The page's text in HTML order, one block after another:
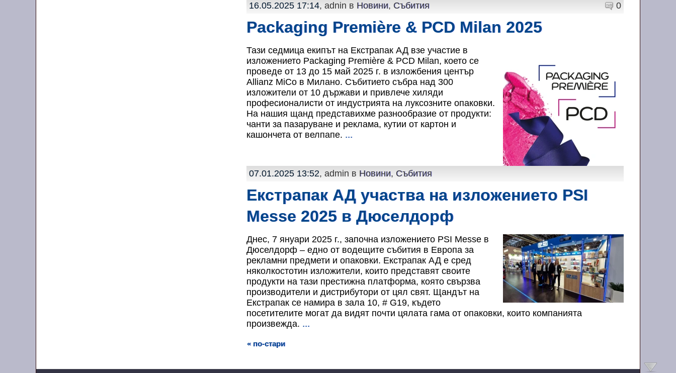
0
16.05.2025 17:14, adnin в Новини, Събития
Packaging Première & PCD Milan 2025
Тази седмица екипът на Екстрапак АД взе участие в
изложението Packaging Première & PCD Milan, което се
проведе от 13 до 15 май 2025 г. в изложбения център
Allianz MiCo в Милано. Събитието събра над 300
изложители от 10 държави и привлече хиляди
професионалисти от индустрията на луксозните опаковки.
На нашия щанд представихме разнообразие от продукти:
чанти за пазаруване и реклама, кутии от картон и
кашончета от велпапе. ...
07.01.2025 13:52, admin в Новини, Събития
Екстрапак АД участва на изложението PSI
Messe 2025 в Дюселдорф
Днес, 7 януари 2025 г., започна изложението PSI Messe в
Дюселдорф – едно от водещите събития в Европа за
рекламни предмети и опаковки. Екстрапак АД е сред
няколкостотин изложители, които представят своите
продукти на тази престижна платформа, която свързва
производители и дистрибутори от цял свят. Щандът на
Екстрапак се намира в зала 10, # G19, където
посетителите могат да видят почти цялата гама от опаковки, които компанията
произвежда. ...
« по-стари